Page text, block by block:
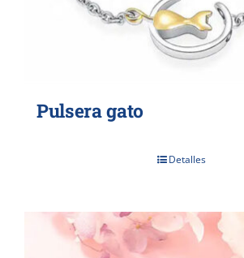
Pulsera gato
Detalles